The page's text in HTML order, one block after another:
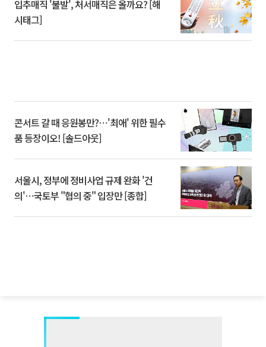
입추매직 '불발', 처서매직은 올까요? [해
시태그]
콘서트 갈 때 응원봉만?⋯'최애' 위한 필수
품 등장이오! [솔드아웃]
서울시, 정부에 정비사업 규제 완화 '건
의'⋯국토부 "협의 중" 입장만 [종합]